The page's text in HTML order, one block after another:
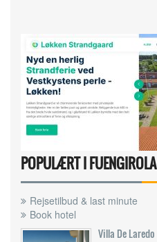
POPULÆRT I FUENGIROLA
Rejsetilbud & last minute
Book hotel
Villa De Laredo